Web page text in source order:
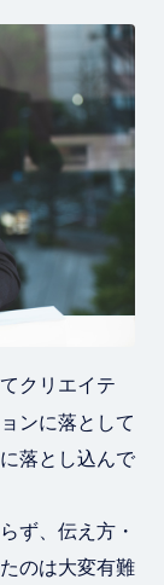
クリエイテ
ンに落として
落とし込んで
ず、伝え方・
のは大変有難